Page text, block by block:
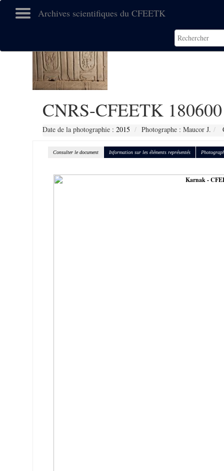
Archives scientifiques du CFEETK
CNRS-CFEETK 180600
Date de la photographie : 2015 Photographe : Maucor J.
Consulter le document Information sur les éléments représentés